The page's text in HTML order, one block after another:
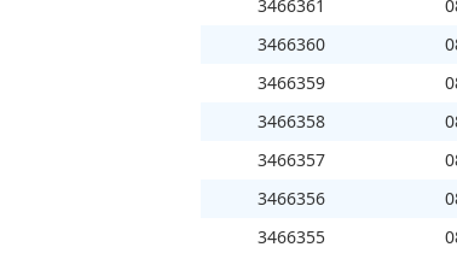
3466361
3466360
3466359
3466358
3466357
3466356
3466355